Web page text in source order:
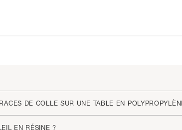
DE COLLE SUR UNE TABLE EN
EN RÉSINE ?